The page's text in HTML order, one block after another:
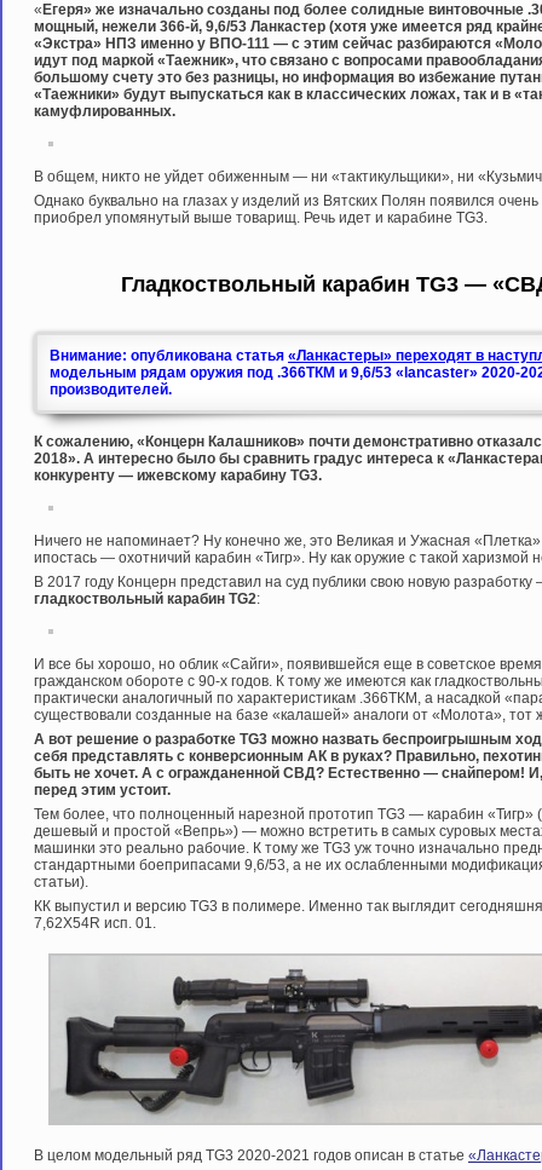
« Егеря» же изначально созданы под более солидные винтовочные
мощный, нежели 366-й, 9,6/53 Ланкастер (хотя уже имеется ряд
«Экстра» НПЗ именно у ВПО-111 — с этим сейчас разбираются
идут под маркой «Таежник», что связано с вопросами
большому счету это без разницы, но информация во избежание
«Таежники» будут выпускаться как в классических ложах, так и в
камуфлированных.
В общем, никто не уйдет обиженным — ни «тактикульщики», ни
Однако буквально на глазах у изделий из Вятских Полян появился
приобрел упомянутый выше товарищ. Речь идет и карабине TG3.
Гладкоствольный карабин TG3 —
Внимание: опубликована статья «Ланкастеры» переходят в
модельным рядам оружия под .366ТКМ и 9,6/53 «lancaster» 2020-
производителей.
К сожалению, «Концерн Калашников» почти демонстративно
2018». А интересно было бы сравнить градус интереса к
конкуренту — ижевскому карабину TG3.
Ничего не напоминает? Ну конечно же, это Великая и Ужасная
ипостась — охотничий карабин «Тигр». Ну как оружие с такой харизмой
В 2017 году Концерн представил на суд публики свою новую
гладкоствольный карабин TG2:
И все бы хорошо, но облик «Сайги», появившейся еще в советское
гражданском обороте с 90-х годов. К тому же имеются как
практически аналогичный по характеристикам .366ТКМ, а насадкой
существовали созданные на базе «калашей» аналоги от «Молота»,
А вот решение о разработке TG3 можно назвать беспроигрышным
себя представлять с конверсионным АК в руках? Правильно,
быть не хочет. А с огражданенной СВД? Естественно — снайпером! И,
перед этим устоит.
Тем более, что полноценный нарезной прототип TG3 — карабин «Тигр»
дешевый и простой «Вепрь») — можно встретить в самых суровых
машинки это реально рабочие. К тому же TG3 уж точно изначально
стандартными боеприпасами 9,6/53, а не их ослабленными
статьи).
КК выпустил и версию TG3 в полимере. Именно так выглядит
7,62Х54R исп. 01.
В целом модельный ряд TG3 2020-2021 годов описан в статье